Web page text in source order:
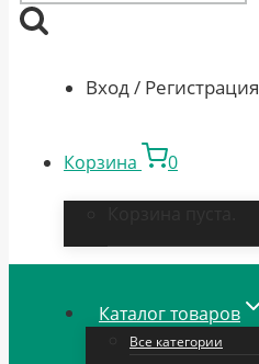
Вход / Регистрация
Корзина 0
Каталог товаров
Все категории